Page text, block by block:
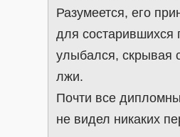
Разумеется, его
для состарившихся
улыбался, скрывая
лжи.
Почти все
не видел никаких